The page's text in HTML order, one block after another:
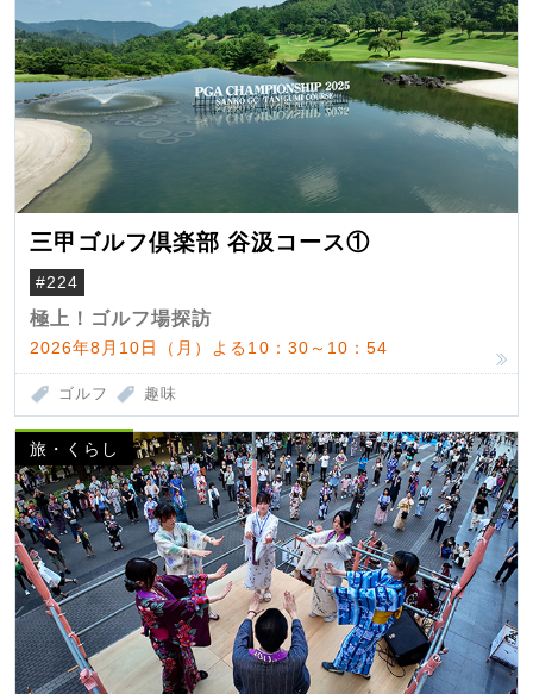
三甲ゴルフ倶楽部 谷汲コース①
#224
極上！ゴルフ場探訪
2026年8月10日（月）よる10：30～10：54
ゴルフ 趣味
旅・くらし